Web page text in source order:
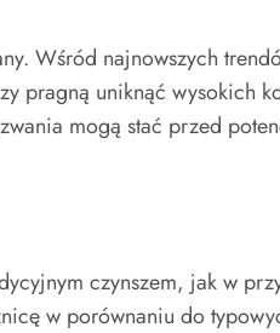
Wśród najnowszych
pragną uniknąć
mogą stać przed
czynszem, jak w
w porównaniu do